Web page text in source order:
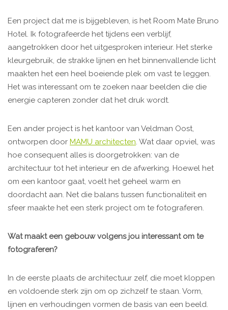
Een project dat me is bijgebleven, is het Room Mate Bruno
Hotel. Ik fotografeerde het tijdens een verblijf,
aangetrokken door het uitgesproken interieur. Het sterke
kleurgebruik, de strakke lijnen en het binnenvallende licht
maakten het een heel boeiende plek om vast te leggen.
Het was interessant om te zoeken naar beelden die die
energie capteren zonder dat het druk wordt.
Een ander project is het kantoor van Veldman Oost,
ontworpen door MAMU architecten. Wat daar opviel, was
hoe consequent alles is doorgetrokken: van de
architectuur tot het interieur en de afwerking. Hoewel het
om een kantoor gaat, voelt het geheel warm en
doordacht aan. Net die balans tussen functionaliteit en
sfeer maakte het een sterk project om te fotograferen.
Wat maakt een gebouw volgens jou interessant om te
fotograferen?
In de eerste plaats de architectuur zelf, die moet kloppen
en voldoende sterk zijn om op zichzelf te staan. Vorm,
lijnen en verhoudingen vormen de basis van een beeld.